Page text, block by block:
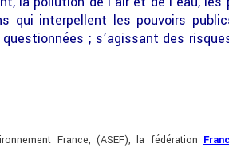
qui interpellent les pouvoirs
; s’agissant des
France, (ASEF), la fédération